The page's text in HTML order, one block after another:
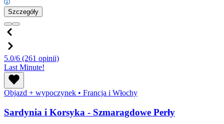
Szczegóły
5.0/6 (261 opinii)
Last Minute!
Objazd + wypoczynek • Francja i Włochy
Sardynia i Korsyka - Szmaragdowe Perły